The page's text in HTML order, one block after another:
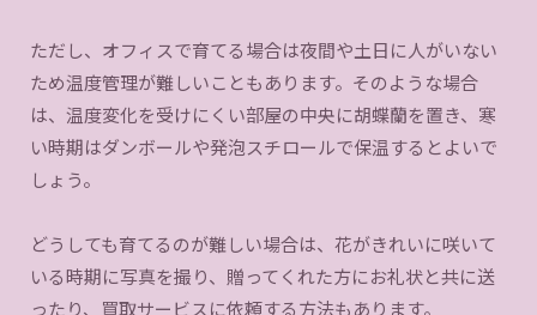
ただし、オフィスで育てる場合は夜間や土日に人がいない
ため温度管理が難しいこともあります。そのような場合
は、温度変化を受けにくい部屋の中央に胡蝶蘭を置き、寒
い時期はダンボールや発泡スチロールで保温するとよいで
しょう。
どうしても育てるのが難しい場合は、花がきれいに咲いて
いる時期に写真を撮り、贈ってくれた方にお礼状と共に送
ったり、買取サービスに依頼する方法もあります。